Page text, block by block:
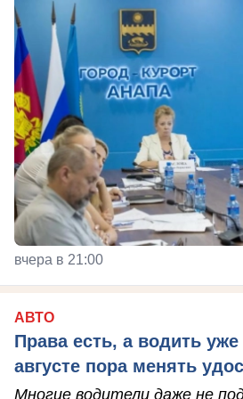
вчера в 21:00
АВТО
Права есть, а водить
августе пора менять
Многие водители даже не